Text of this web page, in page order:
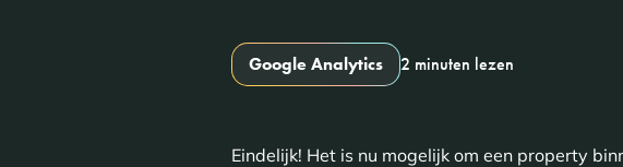
Google Analytics 2 minuten lezen
Eindelijk! Het is nu mogelijk om een property